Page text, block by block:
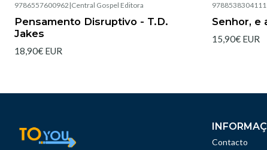
9786557600962 |Central Gospel Editora
Pensamento Disruptivo - T.D.
Jakes
18,90€ EUR
9788538304111
Senhor, e
15,90€ EUR
Contacto